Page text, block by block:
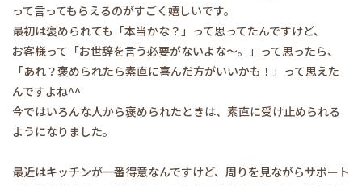
って言ってもらえるのがすごく嬉しいです。
最初は褒められても「本当かな？」って思ってたんですけど、
お客様って「お世辞を言う必要がないよな〜。」って思ったら、
「あれ？褒められたら素直に喜んだ方がいいかも！」って思えた
んですよね^^
今ではいろんな人から褒められたときは、素直に受け止められる
ようになりました。
最近はキッチンが一番得意なんですけど、周りを見ながらサポート